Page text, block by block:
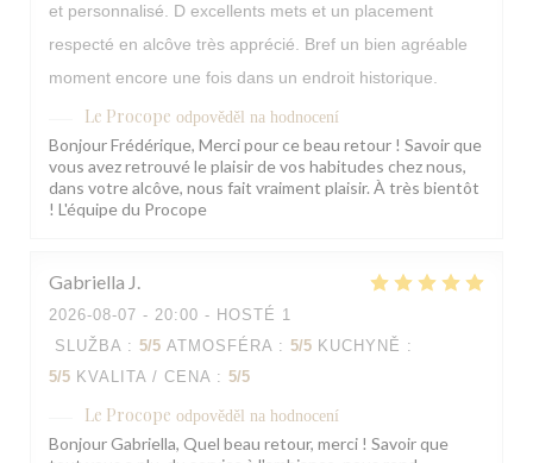
et personnalisé. D excellents mets et un placement
respecté en alcôve très apprécié. Bref un bien agréable
moment encore une fois dans un endroit historique.
Le Procope odpověděl na hodnocení
Bonjour Frédérique, Merci pour ce beau retour ! Savoir que
vous avez retrouvé le plaisir de vos habitudes chez nous,
dans votre alcôve, nous fait vraiment plaisir. À très bientôt
! L'équipe du Procope
Gabriella J
2026-08-07 - 20:00 - HOSTÉ 1
SLUŽBA : 5/5 ATMOSFÉRA : 5/5 KUCHYNĚ :
5/5 KVALITA / CENA : 5/5
Le Procope odpověděl na hodnocení
Bonjour Gabriella, Quel beau retour, merci ! Savoir que